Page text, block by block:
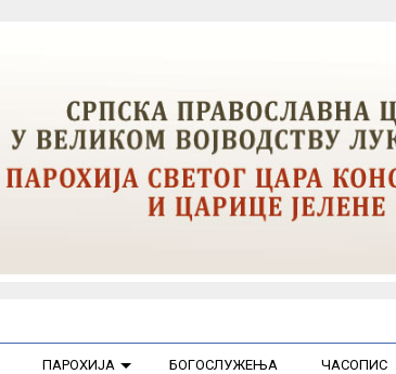
ПАРОХИЈА БОГОСЛУЖЕЊА ЧАСОПИС